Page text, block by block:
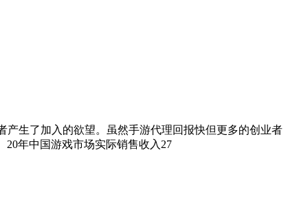
生了加入的欲望。虽然手游代理回报快但更多的创业者
年中国游戏市场实际销售收入27